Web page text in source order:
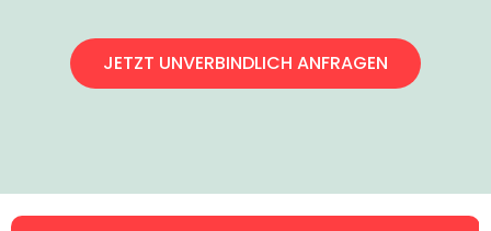
JETZT UNVERBINDLICH ANFRAGEN